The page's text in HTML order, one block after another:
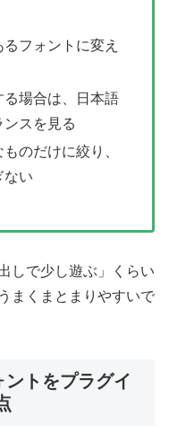
フォントに変え
場合は、日本語
スを見る
のだけに絞り、
ない
しで少し遊ぶ」くらい
まくまとまりやすいで
トをプラグイ